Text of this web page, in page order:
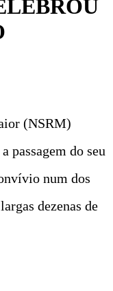
(NSRM)
passagem do seu
num dos
dezenas de